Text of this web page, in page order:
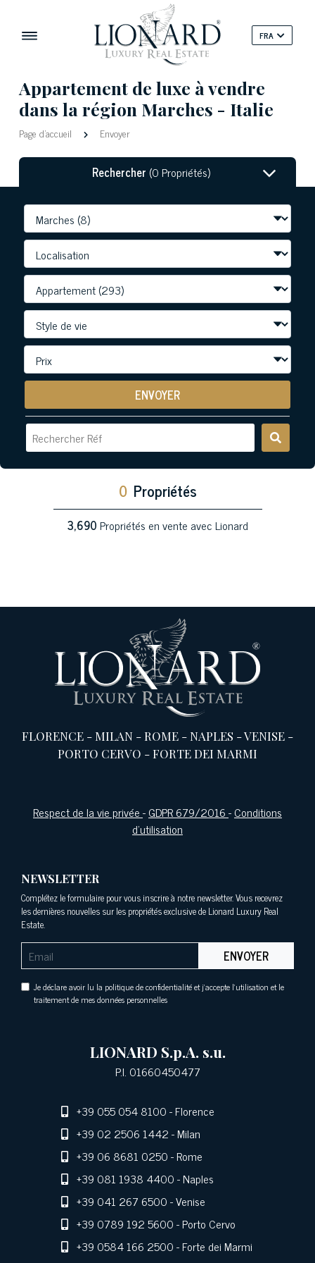
FRA
Appartement de luxe à vendre
dans la région Marches - Italie
Page d'accueil Envoyer
Rechercher (0 Propriétés)
ENVOYER
0 Propriétés
3,690Propriétés en vente avec Lionard
FLORENCE -MILAN -ROME -NAPLES -VENISE -
PORTO CERVO -FORTE DEI MARMI
Respect de la vie privée-GDPR 679/2016-Conditions
d'utilisation
NEWSLETTER
Complétez le formulaire pour vous inscrire à notre newsletter. Vous recevrez
les dernières nouvelles sur les propriétés exclusive de Lionard Luxury Real
Estate.
ENVOYER
Je déclare avoir lu la politique de confidentialité et j'accepte l'utilisation et le
traitement de mes données personnelles
LIONARD S.p.A. s.u.
P.I. 01660450477
+39 055 054 8100- Florence
+39 02 2506 1442- Milan
+39 06 8681 0250- Rome
+39 081 1938 4400- Naples
+39 041 267 6500- Venise
+39 0789 192 5600- Porto Cervo
+39 0584 166 2500- Forte dei Marmi